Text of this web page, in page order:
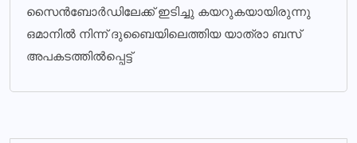
സൈൻബോർഡിലേക്ക് ഇടിച്ചു കയറുകയായിരുന്നു
ഒമാനിൽ നിന്ന് ദുബൈയിലെത്തിയ യാത്രാ ബസ്
അപകടത്തിൽപ്പെട്ട്